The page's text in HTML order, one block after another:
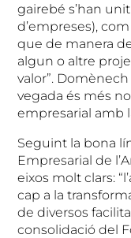
gairebé s’han
d’empreses),
que de manera
algun o altre
valor”.
vegada és més
empresarial amb
Seguint la bona
Empresarial de
eixos molt clars:
cap a la
de diversos
consolidació del